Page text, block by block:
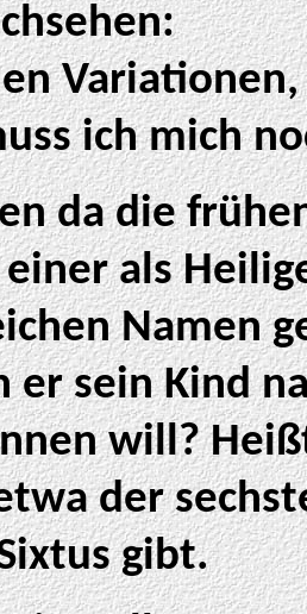
ich mich
da die
als
Namen
er sein Kind
will?
der
gibt.